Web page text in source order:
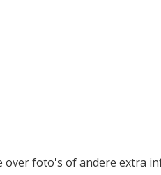
over foto's of andere extra